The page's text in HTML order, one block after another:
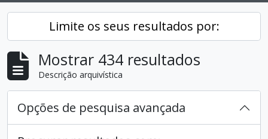
Limite os seus resultados por:
Mostrar 434 resultados
Descrição arquivística
Opções de pesquisa avançada